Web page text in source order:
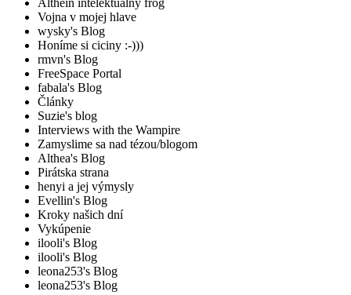
Vojna v mojej hlave
wysky's Blog
Honíme si ciciny :-)))
rmvn's Blog
FreeSpace Portal
fabala's Blog
Články
Suzie's blog
Interviews with the Wampire
Zamyslime sa nad tézou/blogom
Althea's Blog
Pirátska strana
henyi a jej výmysly
Evellin's Blog
Kroky našich dní
Vykúpenie
ilooli's Blog
ilooli's Blog
leona253's Blog
leona253's Blog